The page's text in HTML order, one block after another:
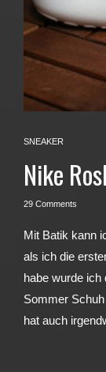
SNEAKER
Nike
29 Comments
Mit Batik kann
als ich die
habe wurde ich
Sommer
hat auch